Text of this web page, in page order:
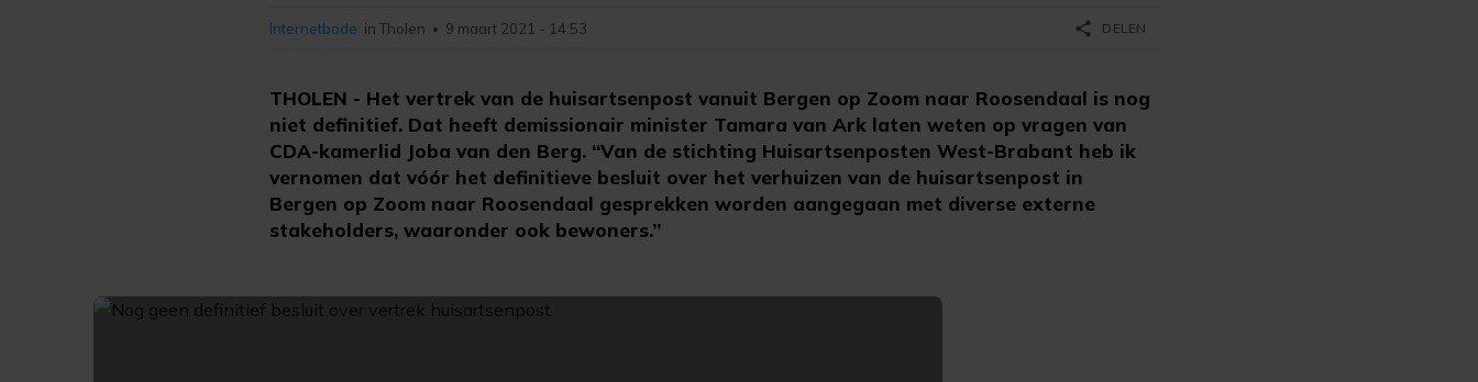
THOLEN - Het vertrek van de huisartsenpost vanuit Bergen op Zoom naar Roosendaal is nog
niet definitief. Dat heeft demissionair minister Tamara van Ark laten weten op vragen van
CDA-kamerlid Joba van den Berg. “Van de stichting Huisartsenposten West-Brabant heb ik
vernomen dat vóór het definitieve besluit over het verhuizen van de huisartsenpost in
Bergen op Zoom naar Roosendaal gesprekken worden aangegaan met diverse externe
stakeholders, waaronder ook bewoners.”
Internetbode in Tholen • 9 maart 2021 - 14:53 share DELEN